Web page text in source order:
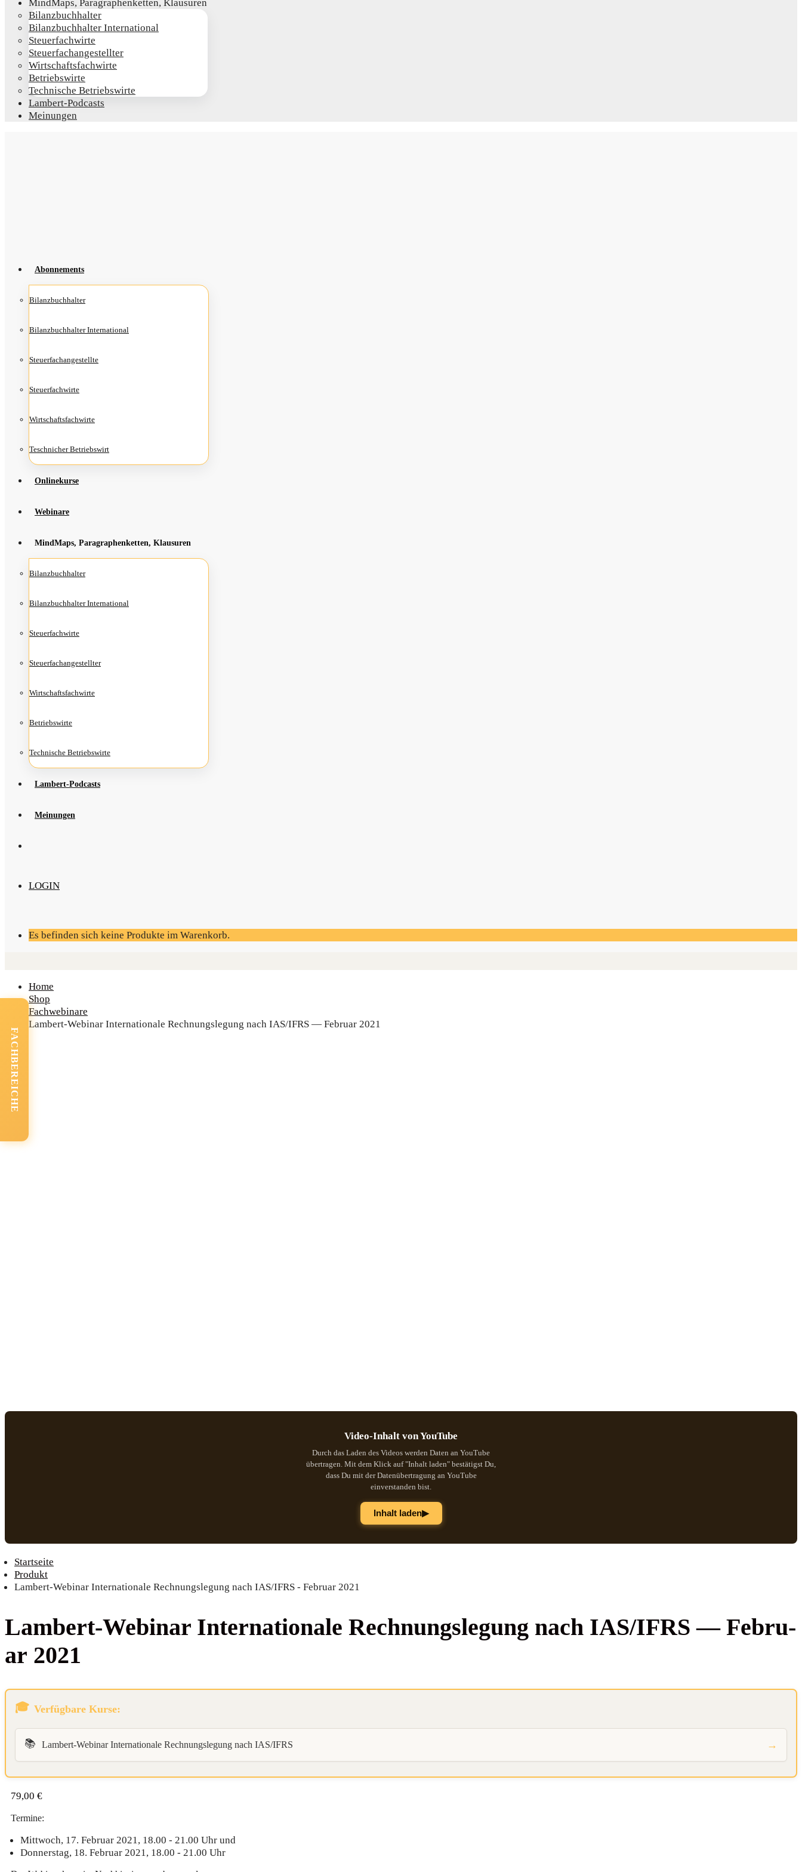
Mind­Maps, Para­gra­phen­ket­ten, Klausuren
Bilanz­buch­hal­ter
Bilanz­buch­hal­ter International
Steu­er­fach­wir­te
Steu­er­fach­an­ge­stell­ter
Wirt­schafts­fach­wir­te
Betriebs­wir­te
Tech­ni­sche Betriebswirte
Lam­­bert-Pod­­casts
Mei­nun­gen
Abon­ne­ments
Bilanz­buch­hal­ter
Bilanz­buch­hal­ter International
Steu­er­fach­an­ge­stell­te
Steu­er­fach­wir­te
Wirt­schafts­fach­wir­te
Teschni­cher Betriebswirt
Online­kur­se
Web­i­na­re
Mind­Maps, Para­gra­phen­ket­ten, Klausuren
Bilanz­buch­hal­ter
Bilanz­buch­hal­ter International
Steu­er­fach­wir­te
Steu­er­fach­an­ge­stell­ter
Wirt­schafts­fach­wir­te
Betriebs­wir­te
Tech­ni­sche Betriebswirte
Lam­­bert-Pod­­casts
Mei­nun­gen
LOGIN
Es befinden sich keine Produkte im Warenkorb.
Home
Shop
Fachwebinare
Lam­bert-Web­i­nar Inter­na­tio­na­le Rech­nungs­le­gung nach IAS/IFRS — Febru­ar 2021
Video-Inhalt von YouTube
Durch das Laden des Videos werden Daten an YouTube
übertragen. Mit dem Klick auf "Inhalt laden" bestätigst Du,
dass Du mit der Datenübertragung an YouTube
einverstanden bist.
Inhalt laden▶
Startseite
Produkt
Lambert-Webinar Internationale Rechnungslegung nach IAS/IFRS - Februar 2021
Lam­bert-Web­i­nar Inter­na­tio­na­le Rech­nungs­le­gung nach IAS/IFRS — Febru­
ar 2021
Verfügbare Kurse:
📚 Lambert-Webinar Internationale Rechnungslegung nach IAS/IFRS →
79,00 €
Termine:
Mittwoch, 17. Februar 2021, 18.00 - 21.00 Uhr und
Donnerstag, 18. Februar 2021, 18.00 - 21.00 Uhr
FACHBEREICHE